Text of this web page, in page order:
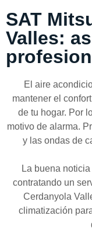
SAT
Valles:
El aire
mantener el
de tu hogar. Por
motivo de alarma.
y las ondas de
La buena
contratando un
Cerdanyola
climatización